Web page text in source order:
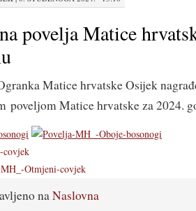
povelja Matice
Matice hrvatske Osijek
poveljom Matice hrvatske za 2024.
naNaslovna